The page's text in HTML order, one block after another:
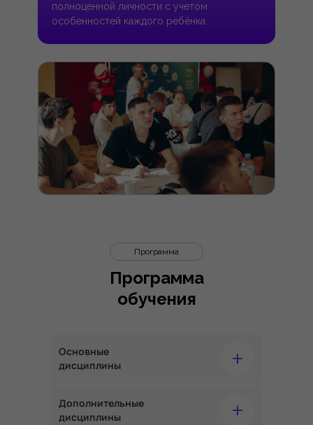
полноценной личности с учетом
особенностей каждого ребёнка.
Программа
обучения
Программа
Основные
дисциплины
+
Дополнительные
дисциплины
+